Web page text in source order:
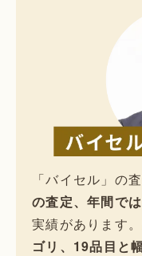
「バイセル」の
の査定、年間で
実績があります
ゴリ、19品目と